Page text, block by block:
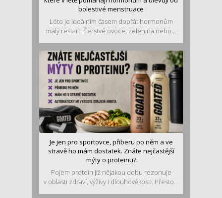
bolestivé menstruace
Léto je ideálním časem dopřát hormonům
malý restart. Čerstvé ovoce, zelenina nebo...
Je jen pro sportovce, přiberu po něm a ve
stravě ho mám dostatek. Znáte nejčastější
mýty o proteinu?
Pojem protein již nějakou dobu rezonuje
v oblasti zdraví, výživy i dlouhověkosti. Přesto...